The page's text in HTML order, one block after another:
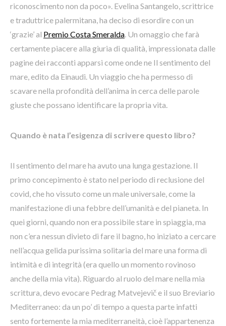
riconoscimento non da poco». Evelina Santangelo, scrittrice
e traduttrice palermitana, ha deciso di esordire con un
‘grazie’ al Premio Costa Smeralda . Un omaggio che farà
certamente piacere alla giuria di qualità, impressionata dalle
pagine dei racconti apparsi come onde ne Il sentimento del
mare, edito da Einaudi. Un viaggio che ha permesso di
scavare nella profondità dell’anima in cerca delle parole
giuste che possano identificare la propria vita.
Quando è nata l’esigenza di scrivere questo libro?
Il sentimento del mare ha avuto una lunga gestazione. Il
primo concepimento è stato nel periodo di reclusione del
covid, che ho vissuto come un male universale, come la
manifestazione di una febbre dell’umanità e del pianeta. In
quei giorni, quando non era possibile stare in spiaggia, ma
non c’era nessun divieto di fare il bagno, ho iniziato a cercare
nell’acqua gelida purissima solitaria del mare una forma di
intimità e di integrità (era quello un momento rovinoso
anche della mia vita). Riguardo al ruolo del mare nella mia
scrittura, devo evocare Pedrag Matvejevič e il suo Breviario
Mediterraneo: da un po’ di tempo a questa parte infatti
sento fortemente la mia mediterraneità, cioè l’appartenenza